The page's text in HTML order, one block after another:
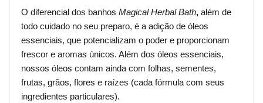
O diferencial dos banhos Magical Herbal Bath, além de
todo cuidado no seu preparo, é a adição de óleos
essenciais, que potencializam o poder e proporcionam
frescor e aromas únicos. Além dos óleos essenciais,
nossos óleos contam ainda com folhas, sementes,
frutas, grãos, flores e raízes (cada fórmula com seus
ingredientes particulares).